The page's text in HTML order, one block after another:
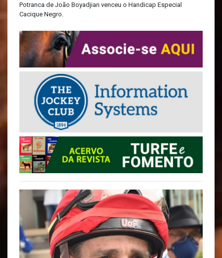
Potranca de João Boyadjian venceu o Handicap Especial
Cacique Negro.